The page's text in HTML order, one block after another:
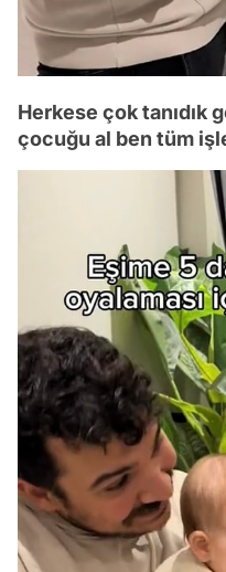
Herkese çok tanıdık
çocuğu al ben tüm